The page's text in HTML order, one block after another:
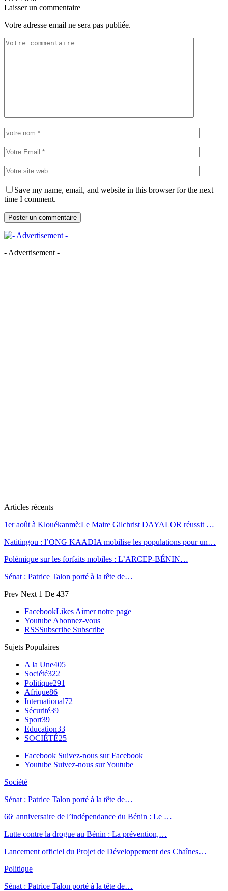
Laisser un commentaire
Votre adresse email ne sera pas publiée.
Save my name, email, and website in this browser for the next
time I comment.
- Advertisement -
Articles récents
1er août à Klouékanmè:Le Maire Gilchrist DAYALOR réussit …
Natitingou : l’ONG KAADIA mobilise les populations pour un…
Polémique sur les forfaits mobiles : L’ARCEP-BÉNIN…
Sénat : Patrice Talon porté à la tête de…
Prev Next 1 De 437
FacebookLikes Aimer notre page
Youtube Abonnez-vous
RSSSubscribe Subscribe
Sujets Populaires
A la Une405
Société322
Politique291
Afrique86
International72
Sécurité39
Sport39
Education33
SOCIÉTÉ25
Facebook Suivez-nous sur Facebook
Youtube Suivez-nous sur Youtube
Société
Sénat : Patrice Talon porté à la tête de…
66ᵉ anniversaire de l’indépendance du Bénin : Le …
Lutte contre la drogue au Bénin : La prévention,…
Lancement officiel du Projet de Développement des Chaînes…
Politique
Sénat : Patrice Talon porté à la tête de…